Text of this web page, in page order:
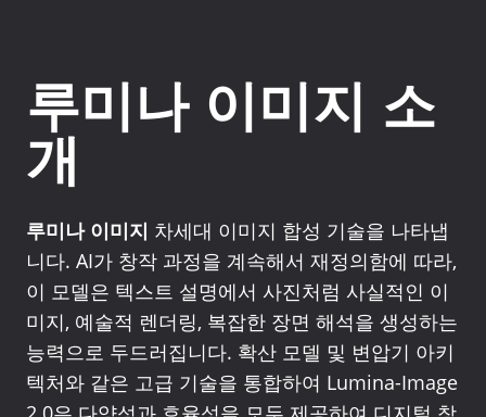
루미나 이미지 소
개
루미나 이미지 차세대 이미지 합성 기술을 나타냅
니다. AI가 창작 과정을 계속해서 재정의함에 따라,
이 모델은 텍스트 설명에서 사진처럼 사실적인 이
미지, 예술적 렌더링, 복잡한 장면 해석을 생성하는
능력으로 두드러집니다. 확산 모델 및 변압기 아키
텍처와 같은 고급 기술을 통합하여 Lumina-Image